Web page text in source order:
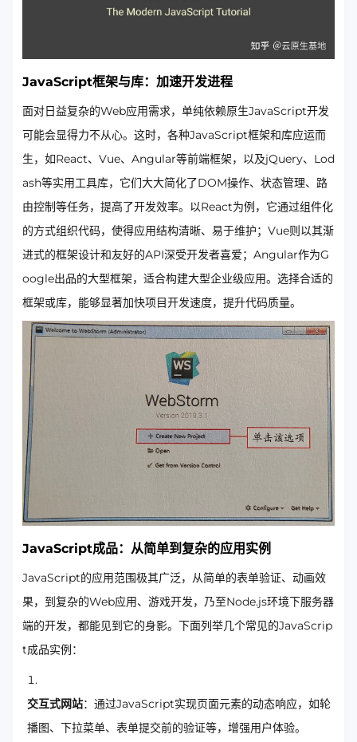
JavaScript框架与库：加速开发进程
面对日益复杂的Web应用需求，单纯依赖原生JavaScript开发
可能会显得力不从心。这时，各种JavaScript框架和库应运而
生，如React、Vue、Angular等前端框架，以及jQuery、Lod
ash等实用工具库，它们大大简化了DOM操作、状态管理、路
由控制等任务，提高了开发效率。以React为例，它通过组件化
的方式组织代码，使得应用结构清晰、易于维护；Vue则以其渐
进式的框架设计和友好的API深受开发者喜爱；Angular作为G
oogle出品的大型框架，适合构建大型企业级应用。选择合适的
框架或库，能够显著加快项目开发速度，提升代码质量。
JavaScript成品：从简单到复杂的应用实例
JavaScript的应用范围极其广泛，从简单的表单验证、动画效
果，到复杂的Web应用、游戏开发，乃至Node.js环境下服务器
端的开发，都能见到它的身影。下面列举几个常见的JavaScrip
t成品实例：
交互式网站：通过JavaScript实现页面元素的动态响应，如轮
播图、下拉菜单、表单提交前的验证等，增强用户体验。